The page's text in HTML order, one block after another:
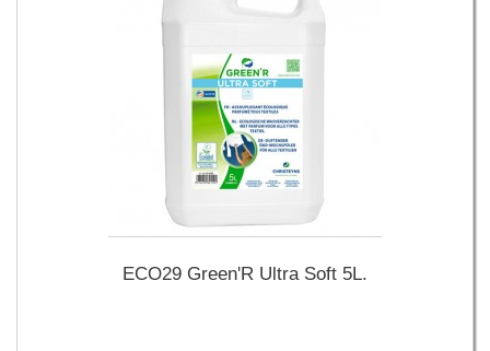
ECO29 Green'R Ultra Soft 5L.